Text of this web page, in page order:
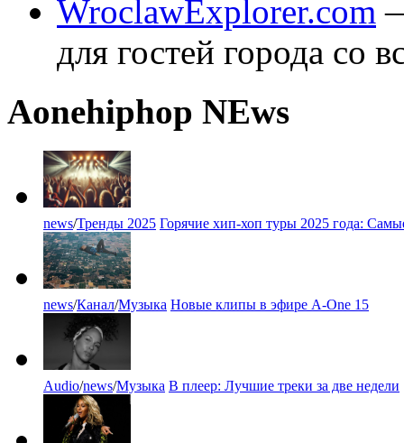
WroclawExplorer.com
для гостей города со
Aonehiphop NEws
news/Тренды 2025 Горячие хип-хоп туры 2025 года:
news/Канал/Музыка Новые клипы в эфире A-One 15
Audio/news/Музыка В плеер: Лучшие треки за две недели